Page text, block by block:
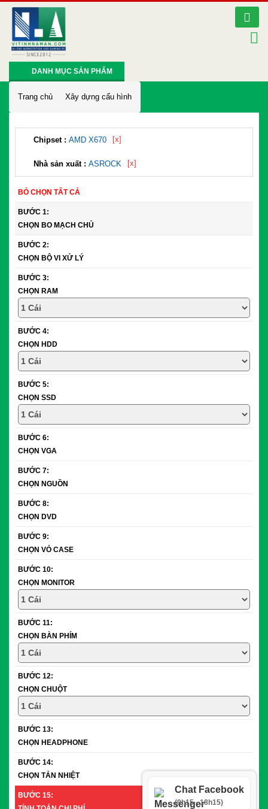
DANH MỤC SẢN PHẨM
Trang chủ Xây dựng cấu hình
Chipset : AMD X670 [x]
Nhà sản xuất : ASROCK [x]
BỎ CHỌN TẤT CẢ
BƯỚC 1:
CHỌN BO MẠCH CHỦ
BƯỚC 2:
CHỌN BỘ VI XỬ LÝ
BƯỚC 3:
CHỌN RAM
BƯỚC 4:
CHỌN HDD
BƯỚC 5:
CHỌN SSD
BƯỚC 6:
CHỌN VGA
BƯỚC 7:
CHỌN NGUỒN
BƯỚC 8:
CHỌN DVD
BƯỚC 9:
CHỌN VỎ CASE
BƯỚC 10:
CHỌN MONITOR
BƯỚC 11:
CHỌN BÀN PHÍM
BƯỚC 12:
CHỌN CHUỘT
BƯỚC 13:
CHỌN HEADPHONE
BƯỚC 14:
CHỌN TẢN NHIỆT
BƯỚC 15:
Chat Facebook
(9h15 - 18h15)